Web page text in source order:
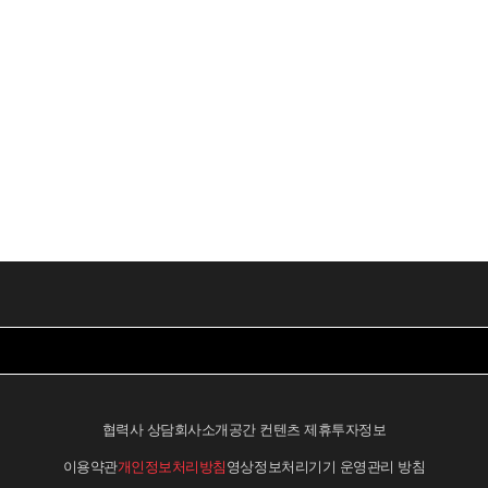
협력사 상담회사소개 공간 컨텐츠 제휴투자정보
이용약관개인정보처리방침 영상정보처리기기 운영관리 방침